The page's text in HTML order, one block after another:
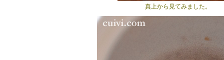
真上から見てみました。